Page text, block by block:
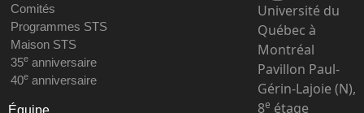
Comités
Programmes STS
Maison STS
35eanniversaire
40eanniversaire
Équipe
Université du
Québec à
Montréal
Pavillon Paul-
Gérin-Lajoie (N),
8e étage